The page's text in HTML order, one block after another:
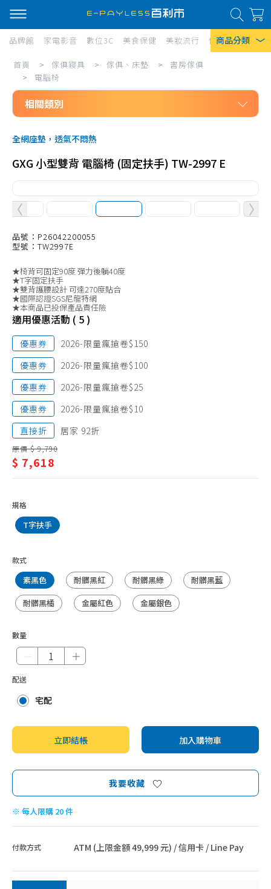
商品分類
熱門搜尋
風扇
口罩
除濕機
衛生紙
Iphone 17
品牌館 家電影音 數位3C 美食保健 美妝流行 傢俱寢具 居
傢
寢
具/
傢
俱、
床
墊/
書
房
俱/
電
腦
椅
首頁 > 傢俱寢具 > 傢俱、床墊 >
書房傢俱
>
電腦椅
相關類別
書房傢俱
兒童機能成長桌椅
書櫃
電腦桌、椅配件
電腦椅
全網座墊，透氣不悶熱
GXG 小型雙背 電腦椅 (固定扶手) TW-2997 E
品號：P26042200055
型號：TW2997E
★椅背可固定90度 彈力後躺40度
★T字固定扶手
★雙背護腰設計 可達270度貼合
★國際認證SGS尼龍特網
★本商品已投保產品責任險
適用優惠活動 ( 5 )
優惠券
2026-限量瘋搶卷$150
優惠券
2026-限量瘋搶卷$100
優惠券
2026-限量瘋搶卷$25
優惠券
2026-限量瘋搶卷$10
直接折
居家 92折
原價 $ 9,790
$ 7,618
規格
T字扶手
款式
素黑色 耐髒黑紅 耐髒黑綠
耐髒黑藍
耐髒黑橘
金屬紅色 金屬銀色
數量
＋
配送
宅配
立即結帳 加入購物車
我要收藏
※ 每人限購 20 件
付款方式 ATM (上限金額 49,999 元) / 信用卡 / Line Pay